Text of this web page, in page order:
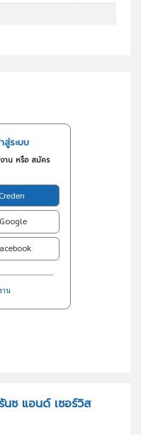
สู่ระบบ
าน หรือ สมัคร
าน
ซ แอนด์ เซอร์วิส